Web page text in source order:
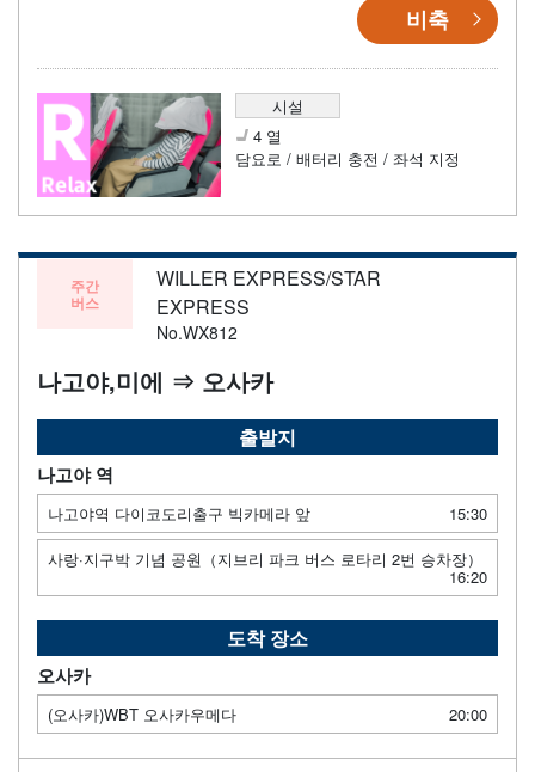
비축
시설
4 열
담요로 / 배터리 충전 / 좌석 지정
주간
버스
WILLER EXPRESS/STAR
EXPRESS
No.WX812
나고야,미에 ⇒ 오사카
출발지
나고야 역
나고야역 다이코도리출구 빅카메라 앞
15:30
사랑·지구박 기념 공원（지브리 파크 버스 로타리 2번 승차장）
16:20
도착 장소
오사카
(오사카)WBT 오사카우메다 20:00